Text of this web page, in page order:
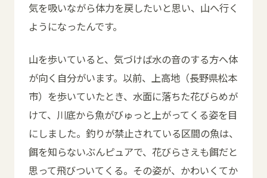
気を吸いながら体力を戻したいと思い、山へ行く
ようになったんです。
山を歩いていると、気づけば水の音のする方へ体
が向く自分がいます。以前、上高地（長野県松本
市）を歩いていたとき、水面に落ちた花びらめが
けて、川底から魚がびゅっと上がってくる姿を目
にしました。釣りが禁止されている区間の魚は、
餌を知らないぶんピュアで、花びらさえも餌だと
思って飛びついてくる。その姿が、かわいくてか